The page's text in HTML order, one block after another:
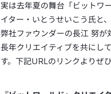
実は去年夏の舞台「ビットワ
イター・いとうせいこう氏と
弊社ファウンダーの長江 努が
長年クリエイティブを共にし
す。下記URLのリンクよりぜ